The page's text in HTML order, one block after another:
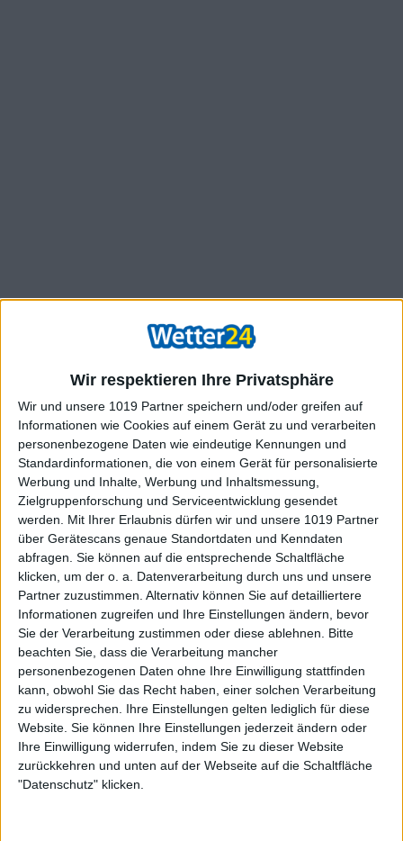
Wir respektieren Ihre Privatsphäre
Wir und unsere 1019 Partner speichern und/oder greifen auf
Informationen wie Cookies auf einem Gerät zu und verarbeiten
personenbezogene Daten wie eindeutige Kennungen und
Standardinformationen, die von einem Gerät für personalisierte
Werbung und Inhalte, Werbung und Inhaltsmessung,
Zielgruppenforschung und Serviceentwicklung gesendet
werden.
Mit Ihrer Erlaubnis dürfen wir und unsere 1019 Partner
über Gerätescans genaue Standortdaten und Kenndaten
abfragen. Sie können auf die entsprechende Schaltfläche
klicken, um der o. a. Datenverarbeitung durch uns und unsere
Partner zuzustimmen. Alternativ können Sie auf detailliertere
Informationen zugreifen und Ihre Einstellungen ändern, bevor
Sie der Verarbeitung zustimmen oder diese ablehnen.
Bitte
beachten Sie, dass die Verarbeitung mancher
personenbezogenen Daten ohne Ihre Einwilligung stattfinden
kann, obwohl Sie das Recht haben, einer solchen Verarbeitung
zu widersprechen. Ihre Einstellungen gelten lediglich für diese
Website. Sie können Ihre Einstellungen jederzeit ändern oder
Ihre Einwilligung widerrufen, indem Sie zu dieser Website
zurückkehren und unten auf der Webseite auf die Schaltfläche
"Datenschutz" klicken.